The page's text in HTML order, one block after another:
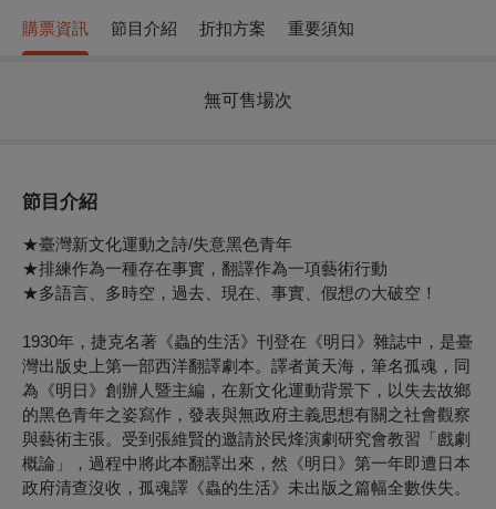
購票資訊 節目介紹 折扣方案 重要須知
無可售場次
節目介紹
★臺灣新文化運動之詩/失意黑色青年
★排練作為一種存在事實，翻譯作為一項藝術行動
★多語言、多時空，過去、現在、事實、假想の大破空！
1930年，捷克名著《蟲的生活》刊登在《明日》雜誌中，是臺
灣出版史上第一部西洋翻譯劇本。譯者黃天海，筆名孤魂，同
為《明日》創辦人暨主編，在新文化運動背景下，以失去故鄉
的黑色青年之姿寫作，發表與無政府主義思想有關之社會觀察
與藝術主張。受到張維賢的邀請於民烽演劇研究會教習「戲劇
概論」，過程中將此本翻譯出來，然《明日》第一年即遭日本
政府清查沒收，孤魂譯《蟲的生活》未出版之篇幅全數佚失。